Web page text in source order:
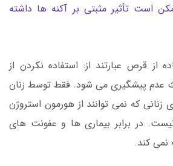
است تأثیر مثبتی بر آکنه ها داشته
از قرص عبارتند از: استفاده نکردن از
عدم پیشگیری می شود. فقط توسط زنان
زنانی که نمی توانند از هورمون استروژن
در برابر بیماری ها و عفونت های
کند.